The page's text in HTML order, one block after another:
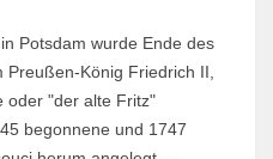
Potsdam wurde Ende des
König Friedrich II,
oder "der alte Fritz"
begonnene und 1747